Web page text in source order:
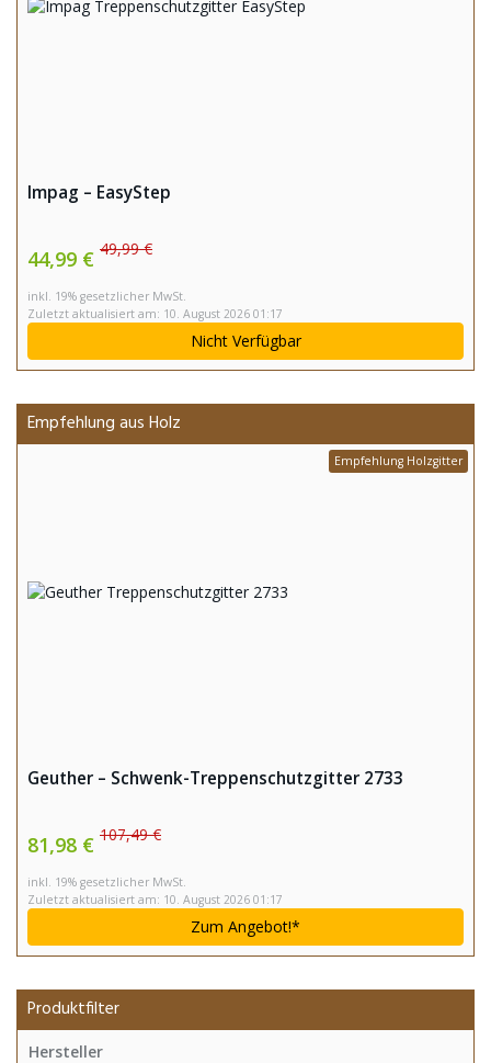
Impag – EasyStep
44,99 € 49,99 €
inkl. 19% gesetzlicher MwSt.
Zuletzt aktualisiert am: 10. August 2026 01:17
Nicht Verfügbar
Empfehlung aus Holz
Empfehlung Holzgitter
Geuther – Schwenk-Treppenschutzgitter 2733
81,98 € 107,49 €
inkl. 19% gesetzlicher MwSt.
Zuletzt aktualisiert am: 10. August 2026 01:17
Zum Angebot!*
Produktfilter
Hersteller